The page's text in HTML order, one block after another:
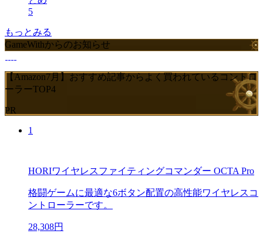
5
もっとみる
GameWithからのお知らせ
【Amazon7月】おすすめ記事からよく買われているコントロ
ーラーTOP4
PR
1
HORIワイヤレスファイティングコマンダー OCTA Pro
格闘ゲームに最適な6ボタン配置の高性能ワイヤレスコ
ントローラーです。
28,308円